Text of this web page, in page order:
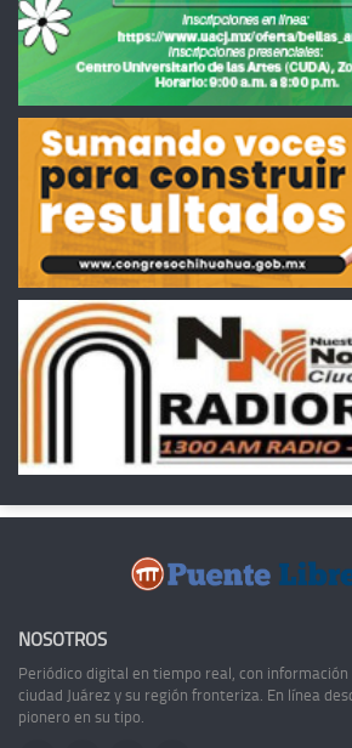
NOSOTROS
Periódico digital en tiempo real, con
ciudad Juárez y su región fronteriza. En línea
pionero en su tipo.